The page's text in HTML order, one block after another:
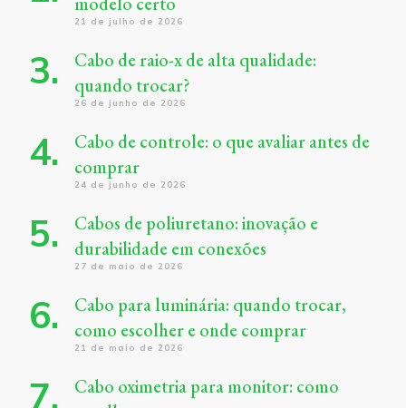
21 de julho de 2026
Cabo de raio-x de alta qualidade:
quando trocar?
26 de junho de 2026
Cabo de controle: o que avaliar antes de
comprar
24 de junho de 2026
Cabos de poliuretano: inovação e
durabilidade em conexões
27 de maio de 2026
Cabo para luminária: quando trocar,
como escolher e onde comprar
21 de maio de 2026
Cabo oximetria para monitor: como